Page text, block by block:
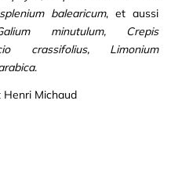
balearicum, et aussi
minutulum, Crepis
crassifolius, Limonium
.
Henri Michaud